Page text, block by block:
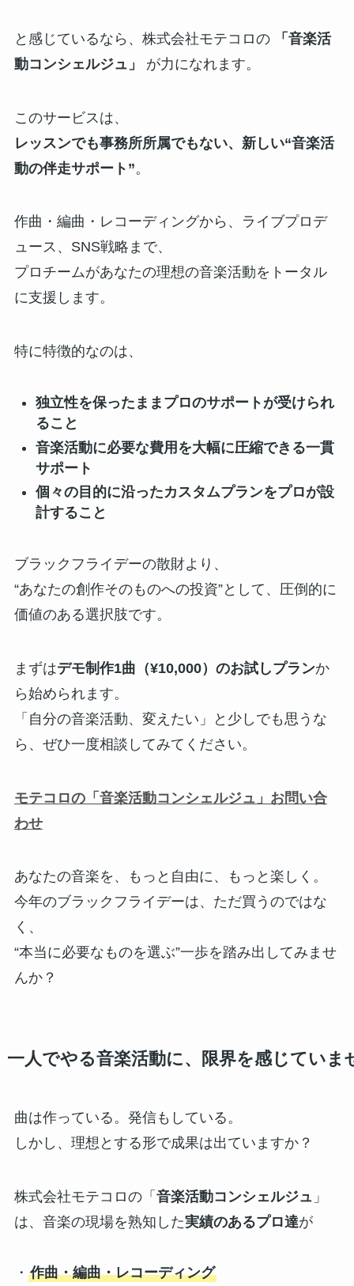
と感じているなら、株式会社モテコロの
「音楽活
動コンシェルジュ」
が力になれます。
このサービスは、
レッスンでも事務所所属でもない、新しい“音楽活
動の伴走サポート”。
作曲・編曲・レコーディングから、ライブプロデ
ュース、SNS戦略まで、
プロチームがあなたの理想の音楽活動をトータル
に支援します。
特に特徴的なのは、
独立性を保ったままプロのサポートが受けられ
ること
音楽活動に必要な費用を大幅に圧縮できる一貫
サポート
個々の目的に沿ったカスタムプランをプロが設
計すること
ブラックフライデーの散財より、
“あなたの創作そのものへの投資”として、圧倒的に
価値のある選択肢です。
まずはデモ制作1曲（¥10,000）のお試しプランか
ら始められます。
「自分の音楽活動、変えたい」と少しでも思うな
ら、ぜひ一度相談してみてください。
モテコロの「音楽活動コンシェルジュ」お問い合
わせ
あなたの音楽を、もっと自由に、もっと楽しく。
今年のブラックフライデーは、ただ買うのではな
く、
“本当に必要なものを選ぶ”一歩を踏み出してみませ
んか？
一人でやる音楽活動に、限界を感じていま
曲は作っている。発信もしている。
しかし、理想とする形で成果は出ていますか？
株式会社モテコロの「 音楽活動コンシェルジュ 」
は、音楽の現場を熟知した実績のあるプロ達が
・ 作曲・編曲・レコーディング